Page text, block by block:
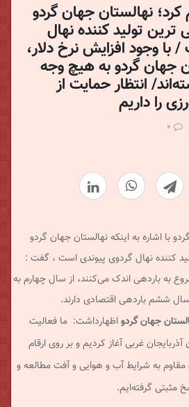
نهالستان جهان گردو
تولید کننده نهال
وجود افزایش نرخ دلار،
جهان گردو به هیچ وجه
انتظار حمایت از
را داریم
۰
با اشاره به اینکه نهالستان جهان گردو
کننده نهال گردوی پیوندی است ، گفت :
به باردهی اندک می‌کنند، از سال چهارم به
ششم باردهی اقتصادی دارند.
جهان گردواظهارداشت: ما فعالیت
۱۳۹۴ در استان آذربایجان غربی آغاز کردیم و بر روی ارقام
مقاوم به شرایط آب و هوایی و آفت مطالعه و
مثبتی گرفته‌ایم.